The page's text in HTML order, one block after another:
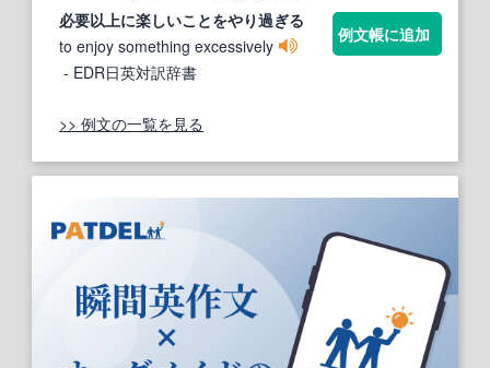
必要以上に楽しいことをやり過ぎる
to enjoy something excessively
- EDR日英対訳辞書
例文帳に追加
>> 例文の一覧を見る